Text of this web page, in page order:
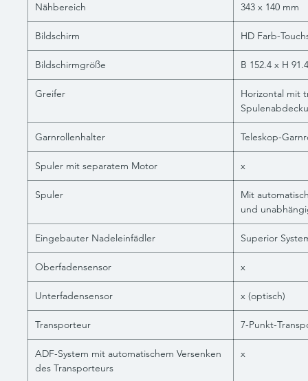
Nähbereich 343 x 140 mm
Bildschirm HD Farb-
Bildschirmgröße B 152.4 x H
Greifer
Horizontal mit
Garnrollenhalter Teleskop-
Spuler mit separatem Motor x
Spuler
Mit
und
Eingebauter Nadeleinfädler Superior
Oberfadensensor x
Unterfadensensor x (optisch)
Transporteur 7-Punkt-
ADF-System mit automatischem Versenken
des Transporteurs
x